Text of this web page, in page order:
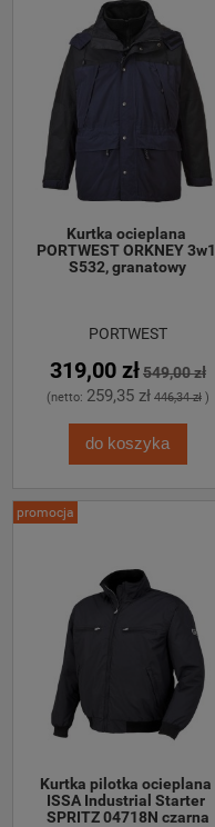
Kurtka ocieplana
PORTWEST ORKNEY 3w1
S532, granatowy
PORTWEST
319,00 zł549,00 zł
(netto: 259,35 zł 446,34 zł)
do koszyka
Kurtka pilotka ocieplana
ISSA Industrial Starter
SPRITZ 04718N czarna
promocja